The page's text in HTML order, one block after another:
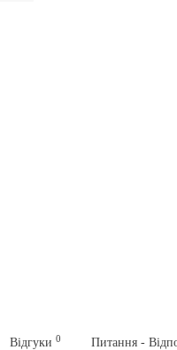
Відгуки0 Питання -